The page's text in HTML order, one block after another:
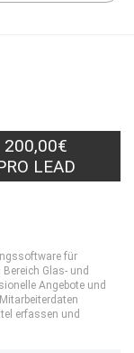
200,00€
LEAD
für
Glas- und
Angebote und
erfassen und